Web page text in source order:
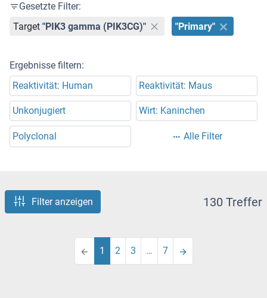
Gesetzte Filter:
Target "PIK3 gamma (PIK3CG)" "Primary"
Ergebnisse filtern:
Reaktivität: Human
Reaktivität: Maus
Unkonjugiert Wirt: Kaninchen
Polyclonal Alle Filter
Filter anzeigen 130 Treffer
1 2 3 … 7